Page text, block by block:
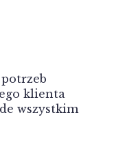
klienta
wszystkim